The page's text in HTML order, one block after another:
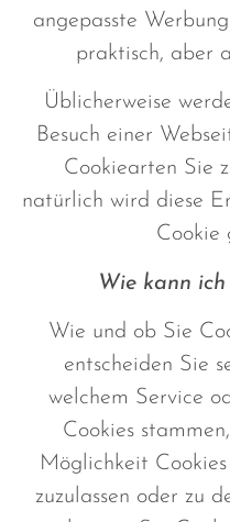
angepasste
praktisch, aber
Üblicherweise
Besuch einer
Cookiearten Sie
natürlich wird diese
Cookie
Wie kann ich
Wie und ob Sie
entscheiden Sie
welchem Service
Cookies
Möglichkeit
zuzulassen oder zu